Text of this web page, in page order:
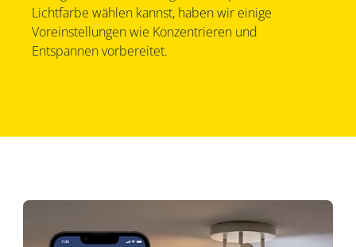
Lichtfarbe wählen kannst, haben wir einige
Voreinstellungen wie Konzentrieren und
Entspannen vorbereitet.